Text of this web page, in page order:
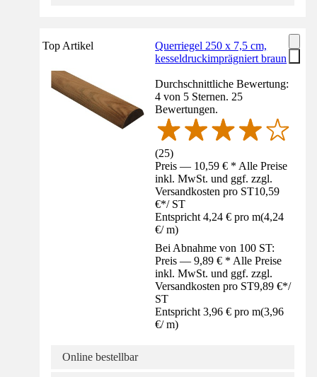
Top Artikel
Querriegel 250 x 7,5 cm,
kesseldruckimprägniert braun
Durchschnittliche Bewertung:
4 von 5 Sternen. 25
Bewertungen.
(25)
Preis — 10,59 € * Alle Preise
inkl. MwSt. und ggf. zzgl.
Versandkosten pro ST10,59
€*/ ST
Entspricht 4,24 € pro m(4,24
€/ m)
Bei Abnahme von 100 ST:
Preis — 9,89 € * Alle Preise
inkl. MwSt. und ggf. zzgl.
Versandkosten pro ST9,89 €*/
ST
Entspricht 3,96 € pro m(3,96
€/ m)
Online bestellbar